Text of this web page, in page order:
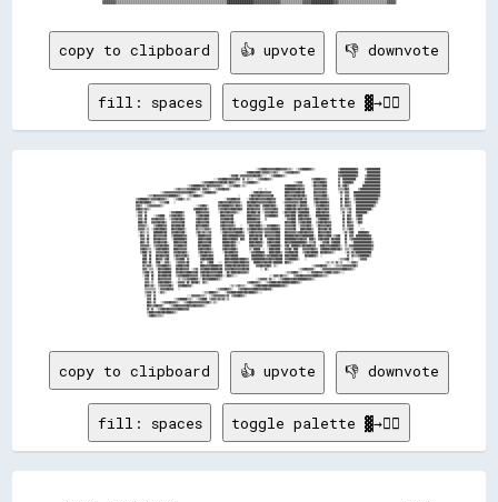
copy to clipboard 👍 upvote 👎 downvote
fill: spaces toggle palette ▓→✊🏽
                                                                                                                            ░░▒▒▓▓████▓▓▓▓▓▓▓▓████▓▓▓▓▓▓▒▒▒▒░░  ░░▒▒▓▓██████▓▓▒▒░░                    ▒▒██████████████▓▓      ▒▒████████████
                                                                                                                  ░░▓▓████▓▓████▒▒▓▓▓▓▓▓▒▒▒▒▓▓▒▒░░  ░░▒▒▓▓▓▓██▓▓▓▓▒▒                                  ▓▓████████████████        ████████████
                                                                                                    ░░▓▓▓▓██░░▓▓▓▓▓▓▓▓▓▓▓▓██▓▓██▒▒░░░░  ░░▒▒▓▓████▓▓▒▒░░                                              ▓▓▓▓████████████▓▓      ▒▒████████████
                                                                                      ░░░░▓▓▓▓████▓▓▓▓▓▓▓▓██▓▓  ▓▓  ▒▒░░░░  ░░▒▒▓▓▓▓██▓▓▒▒░░                                  ▒▒▓▓████▓▓▓▓▒▒          ▓▓  ████████████        ▓▓████████████
                                                                          ░░▒▒▓▓▓▓████▓▓▓▓▓▓██▓▓██▒▒██▓▓▒▒░░░░  ▒▒▒▒▓▓████▓▓▒▒░░                              ░░▒▒▓▓▓▓        ░░██▓▓▓▓████▓▓          ▓▓  ▓▓██████▓▓        ░░██████████████
                                                              ░░▒▒▓▓██████▓▓▓▓▒▒██▓▓▓▓▓▓▓▓▓▓▒▒░░  ░░▒▒▒▒▓▓██▓▓░░▒▒░░                                  ▓▓████████▓▓▓▓▓▓▒▒      ░░██▓▓▓▓▓▓████          ▓▓░░▓▓██▒▒            ████████████████
                                                  ░░▒▒▓▓▒▒▒▒▒▒▓▓▓▓████▓▓▓▓░░▓▓▓▓▒▒░░  ░░▒▒▓▓▓▓██▓▓▓▓░░                        ░░░░  ░░                ██████████▓▓██▓▓▓▓        ▓▓▓▓▓▓▓▓▓▓▓▓          ▒▒▒▒▒▒██▓▓        ▒▒██████████████████
                                      ░░▒▒▓▓▓▓▓▓▓▓▓▓▓▓▓▓▓▓▓▓▓▓▓▓██▓▓▒▒░░  ░░▒▒▓▓████▓▓▓▓░░                              ░░▓▓██▓▓██▓▓▓▓▓▓▓▓            ████▓▓▓▓▓▓████▓▓██        ██▓▓▓▓▓▓██▓▓          ░░▓▓░░▓▓▓▓    ████████████████████████
                          ░░▒▒▒▒██▓▓▓▓▓▓▓▓▓▓▓▓██████▓▓▒▒░░    ░░▒▒▒▒████▓▓▒▒░░                              ░░        ▒▒██▓▓▓▓██▓▓▓▓▓▓▓▓▓▓██          ██▓▓▓▓▓▓██▓▓██▓▓██▒▒      ▓▓▓▓▓▓▓▓████░░          ▒▒  ▓▓▓▓    ▓▓████████████████████▓▓
                ▒▒▓▓██████▓▓▒▒▓▓▓▓▓▓██▓▓▓▓▒▒░░    ░░▒▒▓▓██▒▒░░▒▒░░                              ░░▓▓▓▓████▓▓▓▓      ░░▓▓██▓▓██▓▓▓▓▓▓▓▓████▓▓▓▓        ▓▓████▓▓▓▓▓▓▓▓██▒▒▓▓      ▓▓██▓▓▓▓▓▓▓▓▒▒          ██  ██▓▓░░  ▒▒████████████████████░░
                ██▓▓██▓▓████▓▓░░░░  ░░▒▒▒▒▓▓██    ░░                                      ▓▓██▓▓▓▓▓▓██▓▓▓▓▓▓▓▓░░    ██▓▓████▓▓▓▓▓▓▓▓▓▓▓▓██▓▓▓▓      ░░▓▓▓▓▓▓▓▓▓▓▓▓▒▒██████      ▒▒██▓▓██████▓▓          ▓▓  ██▓▓▒▒  ░░██████████████████▒▒  
                ▓▓▓▓▒▒  ░░▒▒▓▓▓▓▓▓▓▓▓▓▒▒░░                            ░░▒▒▓▓██▓▓░░        ▓▓▓▓██████▓▓▓▓▒▒██▓▓▒▒    ▓▓██▓▓▓▓██▓▓  ▓▓████▓▓██▓▓░░      ▓▓████▓▓██▒▒▒▒██▓▓▓▓░░    ░░▓▓▓▓████▓▓▓▓          ▓▓░░▓▓▓▓▒▒    ████████████████▒▒    
                ▓▓██▓▓▒▒▓▓▒▒░░                                      ▓▓██████▓▓██▒▒        ▒▒▓▓▓▓██▓▓▓▓████▓▓██▓▓    ██▓▓██▓▓▓▓▓▓  ▒▒▓▓▓▓▓▓▓▓██▓▓      ▓▓████▓▓██▒▒██▓▓▓▓██▓▓      ▓▓██▓▓▓▓██▓▓          ▒▒▒▒░░▒▒▓▓    ██████████████░░      
                ░░▓▓▓▓░░▓▓                    ░░▓▓▓▓██████▒▒          ████▓▓▓▓▓▓▓▓        ░░██▓▓▓▓██▓▓▓▓▓▓▒▒░░      ██▓▓████▒▒██  ░░▓▓▓▓▓▓██▓▓▓▓    ░░██▓▓▓▓████░░▓▓████████      ████▓▓██▓▓▓▓          ░░▓▓  ▒▒▓▓    ██████████░░          
                ░░▓▓▓▓  ██      ░░▒▒▓▓████    ▒▒▓▓██▓▓██▓▓▒▒          ▒▒▓▓██▓▓████          ████▓▓▓▓▓▓██            ████▓▓▓▓▓▓▓▓    ▓▓▓▓██████▓▓      ▓▓██▓▓████  ████▓▓██▓▓░░    ████████████░░          ▓▓  ██▓▓    ▓▓████                
                  ▓▓▓▓░░██    ▓▓▓▓██▓▓▓▓▓▓░░  ░░▓▓▓▓██▓▓██▓▓          ▓▓██▓▓▓▓██▓▓          ▓▓▓▓████▓▓██            ████████▓▓▓▓    ▒▒                ░░▓▓▓▓████  ▓▓██▓▓▓▓██▓▓    ░░▓▓██████▓▓░░          ██  ██▓▓░░  ▒▒██▓▓                
                  ████▒▒▓▓    ▓▓▓▓▓▓██▓▓██▒▒    ▓▓▓▓▓▓▓▓▓▓██          ▓▓██▓▓▓▓▓▓██          ▓▓██▓▓▓▓▓▓██░░          ▓▓▓▓▓▓▓▓▓▓██░░                    ██▓▓▓▓████  ▒▒▓▓██▓▓████    ▒▒▓▓██▓▓██▓▓▓▓          ▓▓  ██▓▓▒▒  ░░██▓▓                
                  ▓▓▓▓▓▓▒▒░░    ▒▒▓▓████▓▓▓▓    ██▓▓████▓▓██          ██▓▓▓▓████▓▓          ▓▓██▓▓▓▓▓▓▓▓▒▒    ░░    ░░████▓▓████▒▒░░░░▓▓▓▓████▓▓▒▒    ▓▓▓▓▓▓▓▓██  ░░▓▓▓▓▓▓██▓▓░░  ░░██▓▓▓▓▓▓██▓▓          ▓▓  ▓▓▓▓▓▓    ░░                  
                  ▓▓▓▓▓▓░░▒▒  ░░▓▓██▓▓████▓▓    ██▓▓▓▓████▓▓░░        ▓▓▒▒▒▒▒▒▓▓▓▓▒▒        ▒▒██▓▓▓▓██▓▓██▓▓▓▓██░░  ▒▒▓▓████▓▓██▓▓▒▒▓▓▓▓▓▓██████▓▓    ▓▓▓▓▓▓▓▓██    ████▓▓████▒▒    ██▓▓▓▓██▒▒██          ▒▒░░▒▒██▓▓      ░░░░              
                  ░░▓▓▒▒░░▒▒    ████████▓▓██    ▓▓▓▓██▓▓▓▓██░░        ▒▒██▒▒▓▓▒▒▒▒▓▓        ░░▓▓██▓▓▓▓▓▓▓▓██████▒▒  ░░▓▓██▓▓▓▓▓▓▓▓░░▓▓▓▓▓▓▓▓▓▓████    ██▓▓▓▓▓▓▓▓▒▒▓▓██▓▓██▓▓▓▓▓▓    ██▓▓▓▓▓▓██▓▓          ░░▓▓░░▓▓██    ████████▓▓          
                  ░░██▓▓  ▓▓    ██▓▓▓▓▓▓▓▓██    ▒▒████████▓▓▓▓        ░░██████▓▓▓▓▓▓          ████▓▓████████▓▓▓▓▓▓    ████▓▓██▓▓██  ██▓▓▓▓▓▓▓▓████    ████████▓▓██▓▓▓▓██████████░░  ████▓▓▓▓████░░▒▒▓▓██    ██  ▓▓▓▓  ████████████▓▓        
                    ▓▓▓▓░░██    ██▓▓██▓▓▓▓▓▓    ░░██████████▓▓          ████▓▓▓▓████          ████▓▓▓▓████▓▓  ██▓▓    ██▓▓████▒▒██    ▓▓████▓▓████    ██████████▓▓▓▓██▓▓▓▓  ████▒▒  ▓▓██▓▓████░░██▓▓████    ██  ▒▒▓▓████████████████░░      
                    ██▓▓░░▓▓    ▓▓▓▓██▓▓▓▓██░░    ████▓▓▓▓▓▓██          ████▓▓▓▓▓▓██          ██████▓▓██▓▓░░░░        ████▓▓████▓▓░░  ▓▓██▓▓▓▓████    ██▓▓▓▓████████████▓▓░░▒▒▒▒▓▓    ░░▓▓▓▓██░░▓▓██████    ▓▓    ░░████████████████▒▒      
                    ▓▓▓▓▓▓▓▓░░  ▒▒▓▓▓▓██▓▓██▓▓    ▓▓▓▓████▓▓▓▓          ██▓▓██████▓▓          ▓▓████▓▓██▓▓░░          ▓▓██▓▓▓▓▓▓▓▓    ▒▒▓▓████████░░  ▓▓██░░██████▓▓▒▒██▓▓████▓▓▓▓  ░░████▓▓▓▓▓▓██████▓▓░░  ▒▒░░▓▓▓▓████████████████▓▓      
                    ▓▓██▓▓▒▒▒▒  ░░▓▓██▓▓████▓▓    ████▓▓▓▓▓▓▓▓          ▓▓██▓▓▓▓██▓▓░░        ▓▓██▓▓▓▓████▒▒          ▒▒░░██████  ░░  ░░████▓▓████    ▓▓▓▓██░░████    ▓▓▓▓▓▓▓▓██▓▓▒▒  ▓▓██████▓▓████▓▓██▒▒  ▒▒▒▒░░▒▒████████████████▒▒      
                    ▒▒████░░▓▓    ▓▓▓▓▓▓▓▓██▓▓    ▓▓▓▓██▓▓██▓▓░░        ▒▒██▓▓██▓▓▓▓▒▒        ░░██▓▓████▓▓▓▓          ░░▓▓▓▓██████▓▓  ░░████▓▓████▒▒  ▓▓▓▓████▓▓██    ▒▒▓▓██▓▓██████  ██▓▓██▓▓▓▓▒▒░░        ░░▓▓░░▓▓▒▒██████████████        
                      ▓▓██  ██    ██▓▓██▓▓▓▓██    ▒▒██▓▓▓▓▓▓██▒▒        ░░▓▓████▓▓██▓▓          ██▓▓▓▓██████            ██████████▓▓▒▒▓▓▓▓██████▓▓██  ████▓▓██████      ██▓▓████▓▓▒▒  ░░                      ▓▓  ▓▓▒▒▒▒▓▓████████▒▒        
                      ████  ██    ██▓▓▓▓░░▓▓██    ░░▓▓▓▓████  ▓▓          ▓▓██▓▓██████          ████▓▓██████▓▓████▓▓▒▒  ▓▓██████████▓▓▓▓██▓▓▓▓██████  ▓▓▓▓██████▓▓░░    ░░                            ░░▒▒▒▒▓▓██  ░░    ░░▓▓▓▓▓▓            
                      ██▓▓░░██    ▓▓██░░░░▓▓▓▓░░    ▒▒▓▓▓▓▓▓▒▒██          ▓▓░░  ▒▒████    ░░░░  ██▓▓▓▓▓▓████▓▓████▓▓▓▓    ██████▓▓▓▓██▓▓██▒▒████████  ██▓▓▒▒░░                            ░░▒▒░░▒▒░░▓▓░░▒▒    ░░░░▓▓▓▓▒▒                    
                      ▓▓▒▒▓▓▓▓░░  ▒▒▓▓▓▓████▓▓▒▒    ▓▓████▓▓▓▓██          ████▓▓▓▓▓▓██████▓▓▓▓  ▓▓████▓▓██▓▓██▓▓██▓▓▓▓      ▓▓▓▓██▓▓▓▓██▓▓  ▒▒░░                              ░░▒▒▓▓▓▓██▓▓▓▓░░░░  ░░▒▒▒▒▒▒▓▓▓▓▓▓▓▓▓▓██▒▒                    
                      ▓▓▓▓░░▒▒▒▒  ░░██▓▓▓▓████▓▓    ██▓▓██▓▓▓▓▓▓  ░░▒▒▓▓  ▓▓▓▓████▓▓██████▓▓██  ▓▓▓▓▓▓██▓▓▓▓▓▓▓▓██▓▓██          ░░  ▓▓░░                          ░░▒▒▓▓██▓▓▓▓▓▓░░    ░░▓▓▓▓▓▓▓▓▓▓▓▓▓▓▓▓▓▓████▓▓▓▓▒▒░░                      
                      ▒▒▓▓██░░▓▓    ██▓▓████████    ▓▓▓▓██▓▓▓▓████▓▓▓▓██  ▓▓██▓▓██▓▓▓▓▓▓▓▓████  ░░██▒▒████▓▓██▓▓▓▓▓▓▒▒                                ░░▒▒▒▒▓▓██▓▓░░░░    ░░░░▓▓▓▓██▓▓▓▓▒▒▓▓████▒▒▓▓▓▓▒▒░░░░                                
                      ░░▓▓██  ██    ██▓▓████▓▓██    ▒▒▓▓▓▓██████▓▓▓▓▓▓▓▓  ▒▒██▓▓██▓▓▓▓▓▓████▓▓░░░░██▓▓▒▒░░░░                            ░░░░▓▓▓▓▒▒██▒▒▒▒░░    ▒▒▓▓▓▓██▓▓▓▓▓▓▓▓▓▓████▓▓▓▓▒▒▒▒░░                                              
                        ▓▓▓▓  ▓▓    ██▓▓▓▓▓▓▓▓▓▓      ▒▒░░▒▒▒▒▓▓▓▓████▓▓░░░░██▓▓▓▓██████▓▓▒▒░░                              ░░▒▒▓▓▓▓▓▓░░▓▓░░░░  ░░▒▒▓▓████▓▓▓▓██▓▓████████▓▓▓▓▒▒░░                                                          
                        ▓▓▓▓░░▒▒    ▓▓██▓▓████▓▓░░  ░░▓▓▓▓▓▓░░██░░██▓▓██▒▒  ▓▓▒▒░░                                  ▒▒▓▓██▓▓▓▓▒▒░░  ░░▒▒▓▓████▓▓██▓▓██████▓▓████▓▓▒▒░░                                                                      
                        ██▓▓▒▒▓▓░░  ▒▒▓▓▓▓▓▓▓▓██▒▒    ▓▓▓▓████▓▓▓▓░░                                ░░▒▒░░▒▒▓▓▒▒▒▒░░    ░░▒▒▓▓██▓▓████▓▓██████████▓▓▓▓▒▒░░                                                                                  
                        ▒▒▒▒▒▒▒▒▒▒  ░░▓▓▓▓▓▓██▓▓▓▓    ░░                                ░░▒▒▓▓▓▓██▓▓▒▒░░    ▒▒▓▓▓▓██▓▓▓▓▓▓████▓▓▓▓▓▓██▓▓▓▓░░                                                                                                
                        ▒▒▓▓▓▓░░▓▓  ░░▓▓▒▒░░                                ░░▒▒▒▒████▓▓▒▒░░    ░░▓▓▓▓████▓▓████▓▓██▓▓████▓▓▒▒░░░░                                                                                                          
                        ░░▓▓▓▓  ▓▓                            ░░░░▓▓▓▓▓▓▓▓▒▒▒▒░░  ░░▒▒▓▓▓▓▓▓▓▓▓▓▒▒▓▓  ▒▒▓▓▓▓██▓▓▒▒░░                                                                                                                        
                          ▓▓▓▓  ██                ░░▒▒▓▓██████▒▒▒▒░░  ░░▒▒▓▓████  ▒▒▓▓▓▓▒▒▓▓▒▒▓▓░░▒▒                                                                                                                                        
                          ██▓▓░░▓▓    ░░▒▒▓▓▓▓██▓▓▓▓▒▒░░  ░░▒▒▓▓██▓▓▓▓▓▓▓▓▓▓▓▓▓▓██▒▒░░▒▒░░                                                                                                                                                  
                          ██▓▓▒▒▓▓██▓▓▓▓░░    ░░▒▒▓▓██▓▓▓▓▓▓▓▓██▓▓▓▓██▓▓▓▓▓▓▒▒░░                                                                                                                                                            
                          ▓▓░░▓▓  ░░▒▒▓▓██▓▓██
copy to clipboard 👍 upvote 👎 downvote
fill: spaces toggle palette ▓→✊🏽